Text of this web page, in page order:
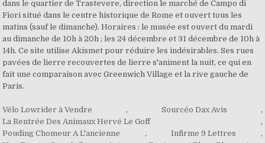
Vélo Lowrider à Vendre , Sourcéo Dax Avis
,
La Rentrée Des Animaux Hervé Le Goff
,
Pouding Chomeur A L'ancienne
, Infirme 9 Lettres
,